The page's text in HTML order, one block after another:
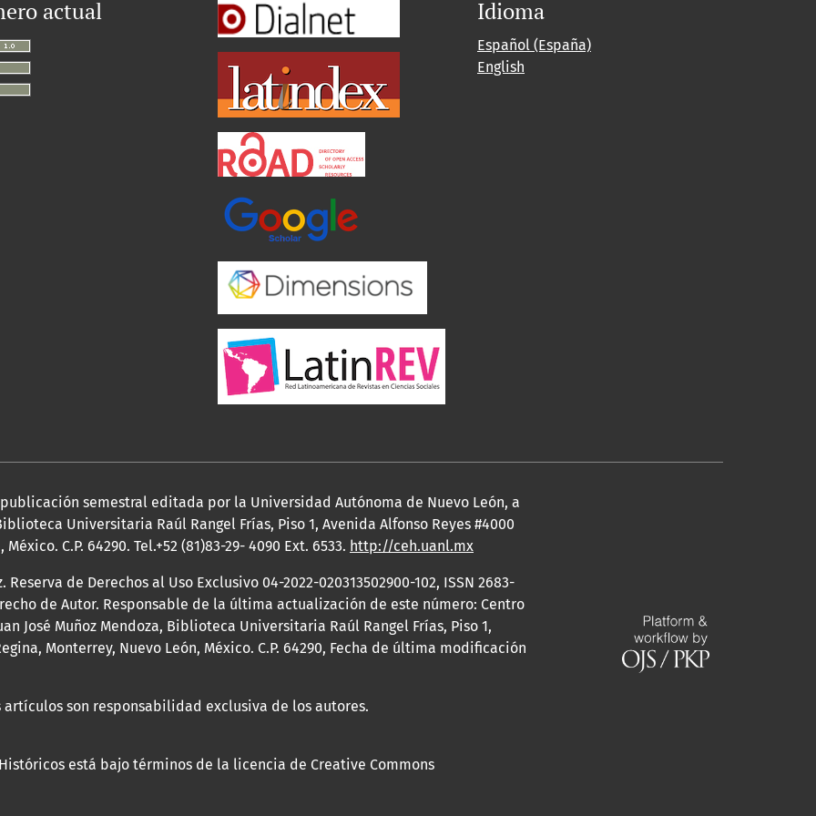
actual Idioma
Español (España)
English
semestral editada por la Universidad Autónoma de Nuevo León, a
Universitaria Raúl Rangel Frías, Piso 1, Avenida Alfonso Reyes #4000
C.P. 64290. Tel.+52 (81)83-29- 4090 Ext. 6533. http://ceh.uanl.mx
de Derechos al Uso Exclusivo 04-2022-020313502900-102, ISSN 2683-
de Autor. Responsable de la última actualización de este número: Centro
José Muñoz Mendoza, Biblioteca Universitaria Raúl Rangel Frías, Piso 1,
Monterrey, Nuevo León, México. C.P. 64290, Fecha de última modificación
son responsabilidad exclusiva de los autores.
está bajo términos de la licencia de Creative Commons